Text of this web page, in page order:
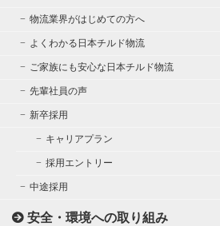
物流業界がはじめての方へ
よくわかる日本チルド物流
ご家族にも安心な日本チルド物流
先輩社員の声
新卒採用
キャリアプラン
採用エントリー
中途採用
安全・環境への取り組み